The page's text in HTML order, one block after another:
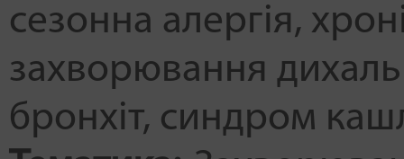
сезонна алергія
захворювання
бронхіт синдром